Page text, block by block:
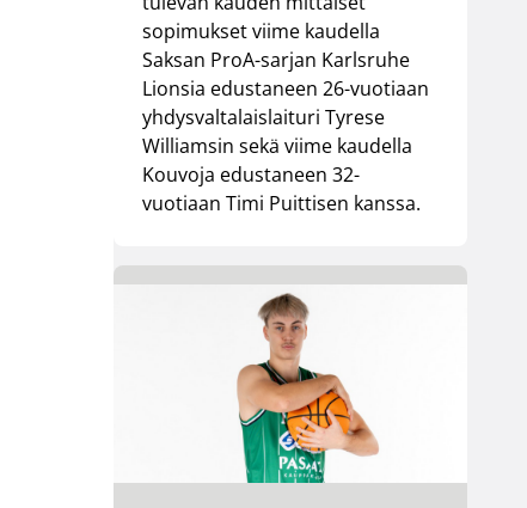
sopimukset viime kaudella
Saksan ProA-sarjan Karlsruhe
Lionsia edustaneen 26-vuotiaan
yhdysvaltalaislaituri Tyrese
Williamsin sekä viime kaudella
Kouvoja edustaneen 32-
vuotiaan Timi Puittisen kanssa.